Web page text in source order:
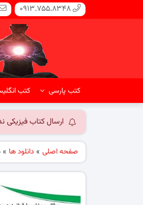
0913.755.8348
کتب پارسی کتب
ارسال کتاب فیزیکی
صفحه اصلی » دانلود ها »